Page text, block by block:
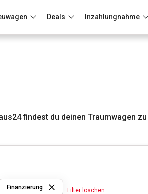
Deals Inzahlungnahme
findest du deinen Traumwagen
Finanzierung Filter löschen